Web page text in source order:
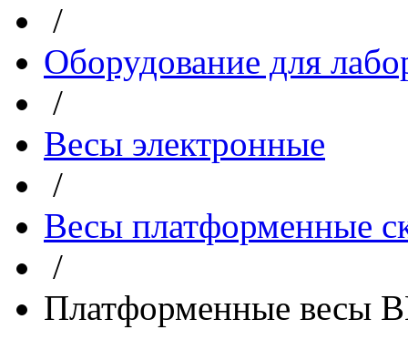
/
Оборудование для
/
Весы электронные
/
Весы платформенные
/
Платформенные весы